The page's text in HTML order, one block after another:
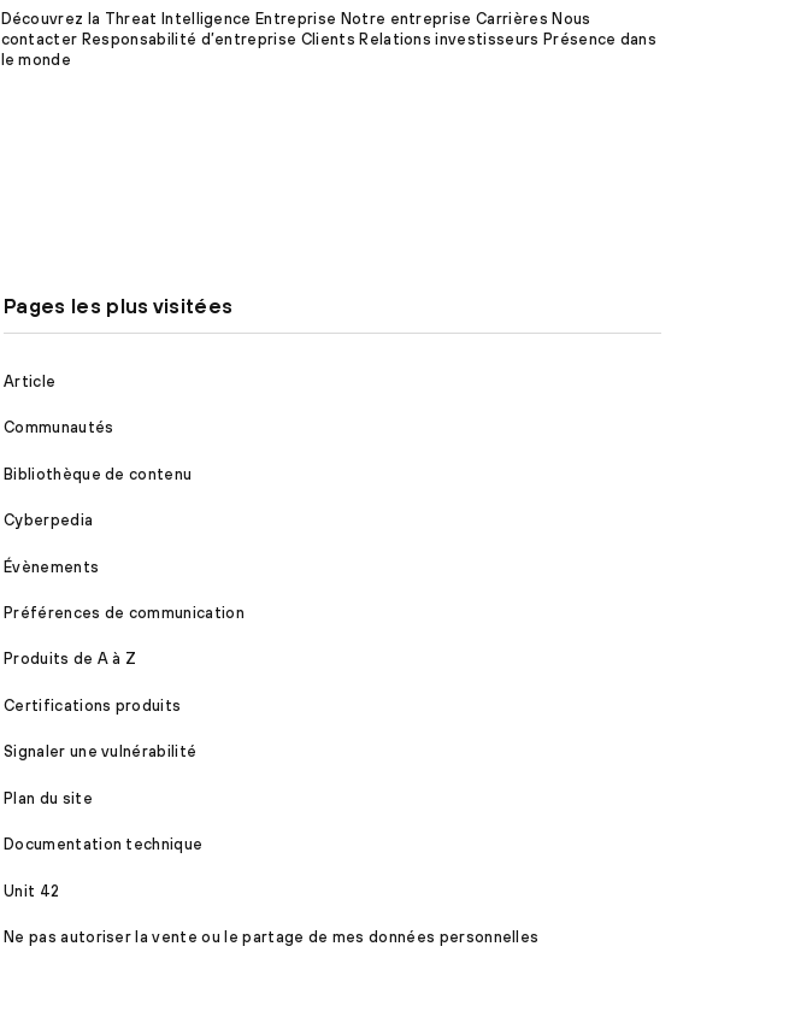
Découvrez la Threat Intelligence Entreprise Notre entreprise Carrières Nous
contacter Responsabilité d’entreprise Clients Relations investisseurs Présence dans
le monde
Pages les plus visitées
Article
Communautés
Bibliothèque de contenu
Cyberpedia
Évènements
Préférences de communication
Produits de A à Z
Certifications produits
Signaler une vulnérabilité
Plan du site
Documentation technique
Unit 42
Ne pas autoriser la vente ou le partage de mes données personnelles